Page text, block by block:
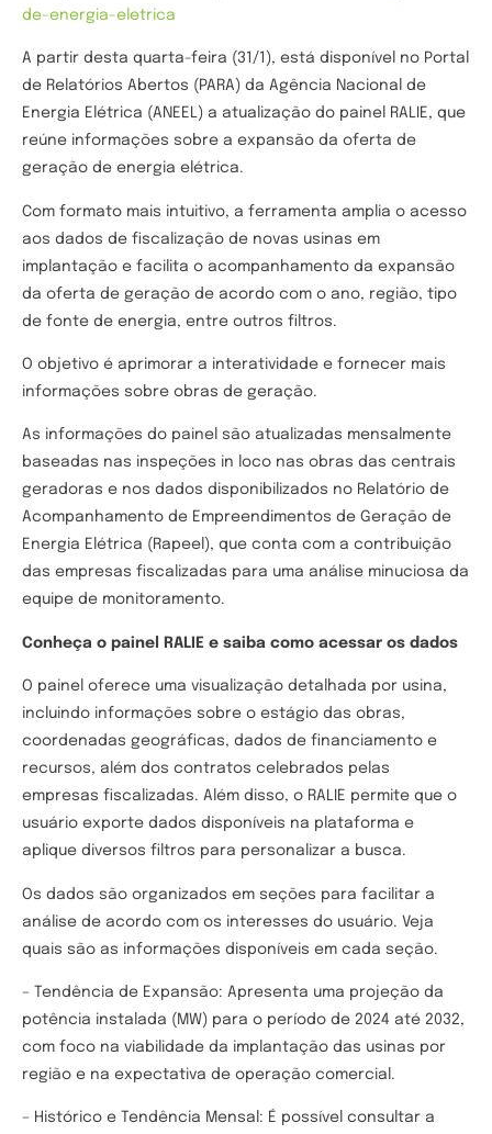
de-energia-eletrica
A partir desta quarta-feira (31/1), está disponível no Portal
de Relatórios Abertos (PARA) da Agência Nacional de
Energia Elétrica (ANEEL) a atualização do painel RALIE, que
reúne informações sobre a expansão da oferta de
geração de energia elétrica.
Com formato mais intuitivo, a ferramenta amplia o acesso
aos dados de fiscalização de novas usinas em
implantação e facilita o acompanhamento da expansão
da oferta de geração de acordo com o ano, região, tipo
de fonte de energia, entre outros filtros.
O objetivo é aprimorar a interatividade e fornecer mais
informações sobre obras de geração.
As informações do painel são atualizadas mensalmente
baseadas nas inspeções in loco nas obras das centrais
geradoras e nos dados disponibilizados no Relatório de
Acompanhamento de Empreendimentos de Geração de
Energia Elétrica (Rapeel), que conta com a contribuição
das empresas fiscalizadas para uma análise minuciosa da
equipe de monitoramento.
Conheça o painel RALIE e saiba como acessar os dados
O painel oferece uma visualização detalhada por usina,
incluindo informações sobre o estágio das obras,
coordenadas geográficas, dados de financiamento e
recursos, além dos contratos celebrados pelas
empresas fiscalizadas. Além disso, o RALIE permite que o
usuário exporte dados disponíveis na plataforma e
aplique diversos filtros para personalizar a busca.
Os dados são organizados em seções para facilitar a
análise de acordo com os interesses do usuário. Veja
quais são as informações disponíveis em cada seção.
– Tendência de Expansão: Apresenta uma projeção da
potência instalada (MW) para o período de 2024 até 2032,
com foco na viabilidade da implantação das usinas por
região e na expectativa de operação comercial.
– Histórico e Tendência Mensal: É possível consultar a